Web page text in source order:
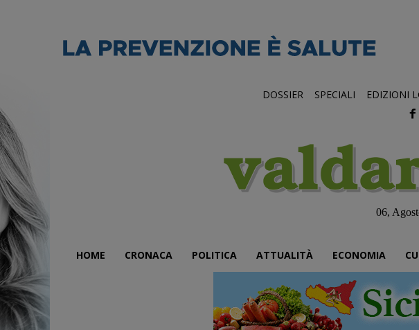
DOSSIER SPECIALI EDIZIONI
06,
HOME CRONACA POLITICA ATTUALITÀ ECONOMIA